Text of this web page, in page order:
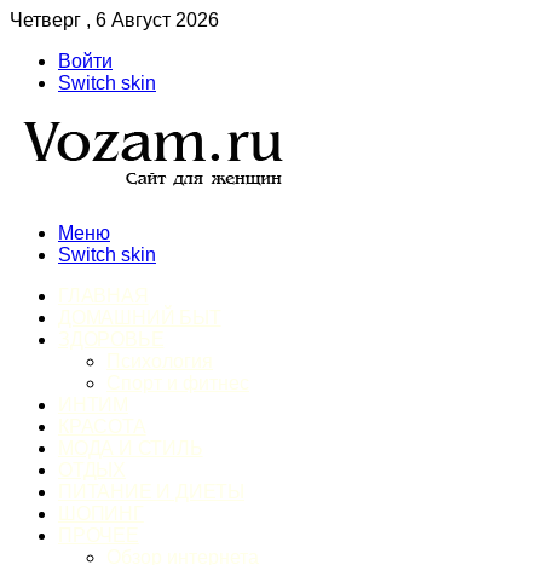
Четверг , 6 Август 2026
Войти
Switch skin
Меню
Switch skin